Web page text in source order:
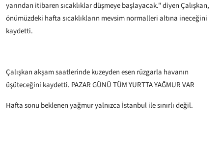
yarından itibaren sıcaklıklar düşmeye başlayacak." diyen Çalışkan,
önümüzdeki hafta sıcaklıkların mevsim normalleri altına ineceğini
kaydetti.
Çalışkan akşam saatlerinde kuzeyden esen rüzgarla havanın
üşüteceğini kaydetti. PAZAR GÜNÜ TÜM YURTTA YAĞMUR VAR
Hafta sonu beklenen yağmur yalnızca İstanbul ile sınırlı değil.